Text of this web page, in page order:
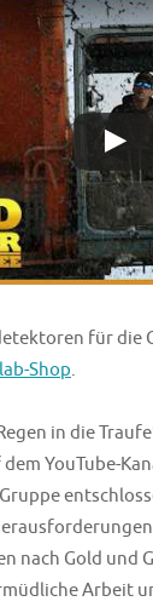
für die
Shop.
in die
YouTube-
nach Gold und
Arbeit